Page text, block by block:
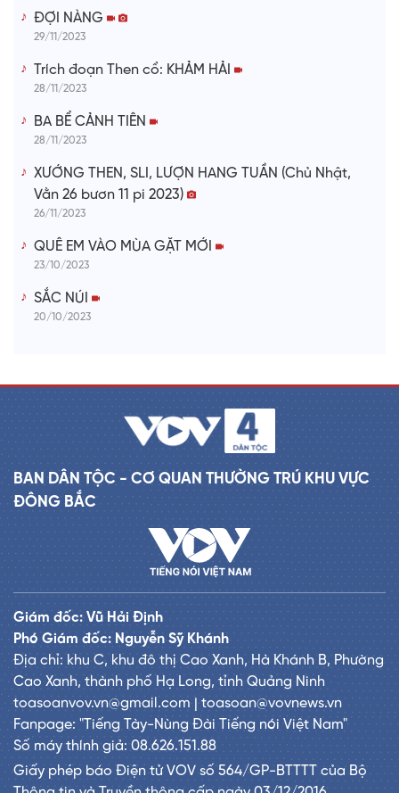
ĐỢI NÀNG
29/11/2023
Trích đoạn Then cổ: KHẢM HẢI
28/11/2023
BA BỂ CẢNH TIÊN
28/11/2023
XƯỚNG THEN, SLI, LƯỢN HANG TUẦN (Chủ Nhật,
Vằn 26 bươn 11 pi 2023)
26/11/2023
QUÊ EM VÀO MÙA GẶT MỚI
23/10/2023
SẮC NÚI
20/10/2023
BAN DÂN TỘC - CƠ QUAN THƯỜNG TRÚ KHU VỰC
ĐÔNG BẮC
Giám đốc: Vũ Hải Định
Phó Giám đốc: Nguyễn Sỹ Khánh
Địa chỉ: khu C, khu đô thị Cao Xanh, Hà Khánh B, Phường
Cao Xanh, thành phố Hạ Long, tỉnh Quảng Ninh
toasoanvov.vn@gmail.com | toasoan@vovnews.vn
Fanpage: "Tiếng Tày-Nùng Đài Tiếng nói Việt Nam"
Số máy thính giả: 08.626.151.88
Giấy phép báo Điện tử VOV số 564/GP-BTTTT của Bộ